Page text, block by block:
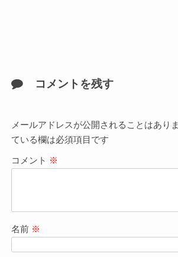
コメントを残す
メールアドレスが公開されることはありま
ている欄は必須項目です
コメント ※
名前 ※